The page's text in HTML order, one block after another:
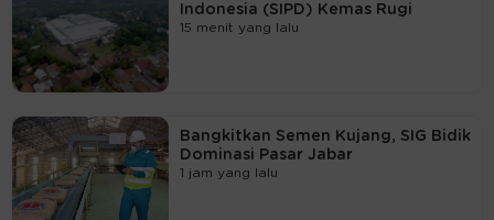
Indonesia (SIPD) Kemas Rugi
15 menit yang lalu
Bangkitkan Semen Kujang, SIG Bidik
Dominasi Pasar Jabar
1 jam yang lalu